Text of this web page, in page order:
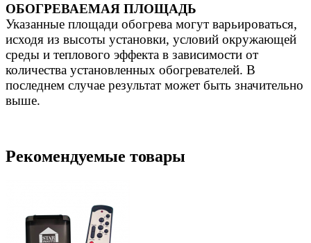
ОБОГРЕВАЕМАЯ ПЛОЩАДЬ
Указанные площади обогрева могут варьироваться,
исходя из высоты установки, условий окружающей
среды и теплового эффекта в зависимости от
количества установленных обогревателей. В
последнем случае результат может быть значительно
выше.
Рекомендуемые товары